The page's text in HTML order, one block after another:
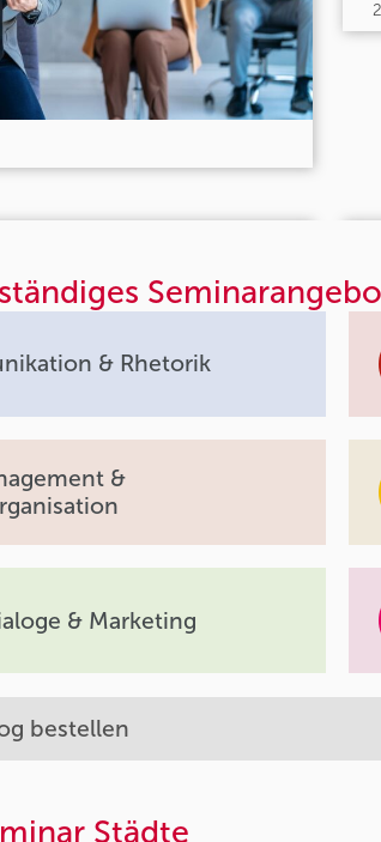
& Rhetorik
&
& Marketing
bestellen
Städte